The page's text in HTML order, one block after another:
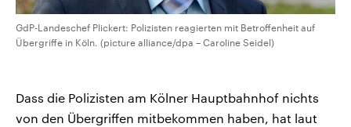
GdP-Landeschef Plickert: Polizisten reagierten mit Betroffenheit auf
Übergriffe in Köln. (picture alliance/dpa – Caroline Seidel)
Dass die Polizisten am Kölner Hauptbahnhof nichts
von den Übergriffen mitbekommen haben, hat laut